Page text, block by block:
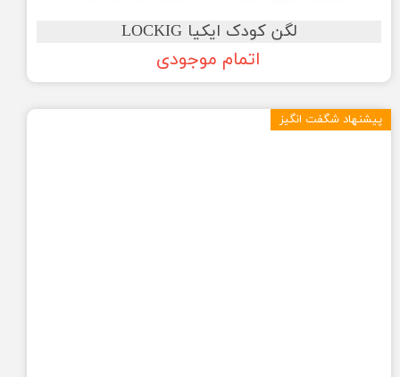
لگن کودک ایکیا LOCKIG
اتمام موجودی
پیشنهاد شگفت انگیز